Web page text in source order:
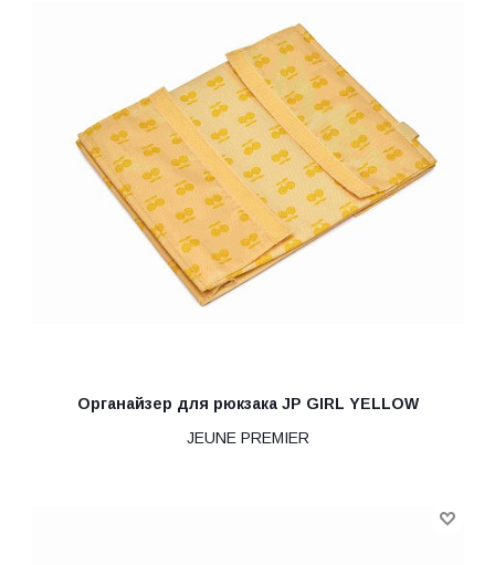
Органайзер для рюкзака JP GIRL YELLOW
JEUNE PREMIER